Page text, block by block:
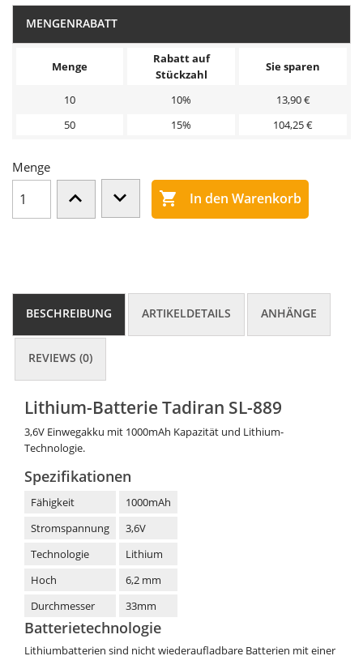
MENGENRABATT
Menge
Rabatt auf
Stückzahl
Sie sparen
10 10%
13,90 €
50
15% 104,25 €
Menge
 In den Warenkorb
BESCHREIBUNG ARTIKELDETAILS ANHÄNGE
REVIEWS (0)
Lithium-Batterie Tadiran SL-889
3,6V Einwegakku mit 1000mAh Kapazität und Lithium-
Technologie.
Spezifikationen
Fähigkeit
1000mAh
Stromspannung
3,6V
Technologie
Lithium
Hoch
6,2 mm
Durchmesser
33mm
Batterietechnologie
Lithiumbatterien sind nicht wiederaufladbare Batterien mit einer